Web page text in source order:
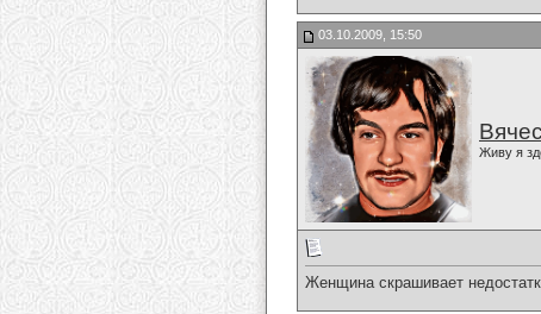
03.10.2009, 15:50
Живу я
Женщина скрашивает